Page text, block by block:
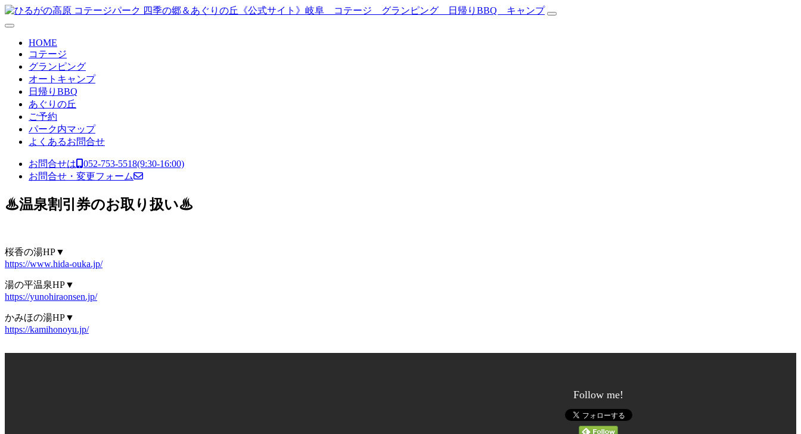
コンテンツへスキップ
メ
イ
HOME
コテージ
グランピング
オートキャンプ
日帰りBBQ
あぐりの丘
ご予約
パーク内マップ
よくあるお問合せ
お問合せは 052-753-5518(9:30-16:00)
お問合せ・変更フォーム
♨温泉割引券のお取り扱い♨
桜香の湯HP▼
https://www.hida-ouka.jp/
湯の平温泉HP▼
https://yunohiraonsen.jp/
かみほの湯HP▼
https://kamihonoyu.jp/
Follow me!